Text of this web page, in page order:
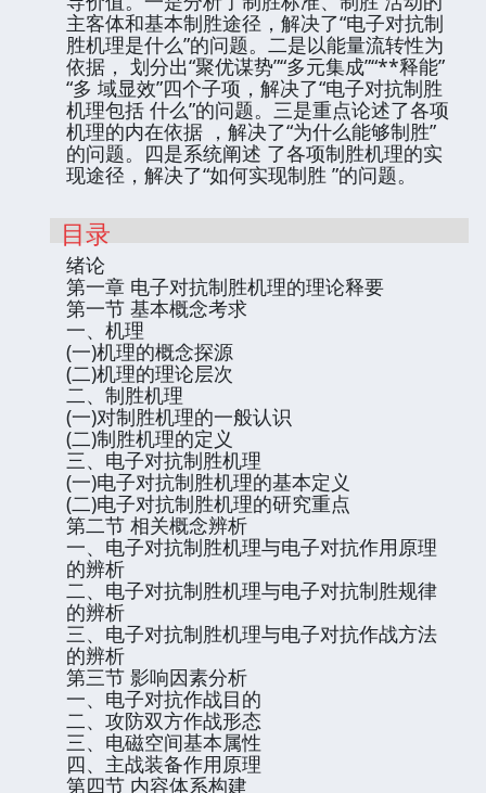
主客体和基本制胜途径，解决了“电子对抗制
胜机理是什么”的问题。二是以能量流转性为
依据， 划分出“聚优谋势”“多元集成”“**释能”
“多 域显效”四个子项，解决了“电子对抗制胜
机理包括 什么”的问题。三是重点论述了各项
机理的内在依据 ，解决了“为什么能够制胜”
的问题。四是系统阐述 了各项制胜机理的实
现途径，解决了“如何实现制胜 ”的问题。
目录
绪论
第一章 电子对抗制胜机理的理论释要
第一节 基本概念考求
一、机理
(一)机理的概念探源
(二)机理的理论层次
二、制胜机理
(一)对制胜机理的一般认识
(二)制胜机理的定义
三、电子对抗制胜机理
(一)电子对抗制胜机理的基本定义
(二)电子对抗制胜机理的研究重点
第二节 相关概念辨析
一、电子对抗制胜机理与电子对抗作用原理
的辨析
二、电子对抗制胜机理与电子对抗制胜规律
的辨析
三、电子对抗制胜机理与电子对抗作战方法
的辨析
第三节 影响因素分析
一、电子对抗作战目的
二、攻防双方作战形态
三、电磁空间基本属性
四、主战装备作用原理
第四节 内容体系构建